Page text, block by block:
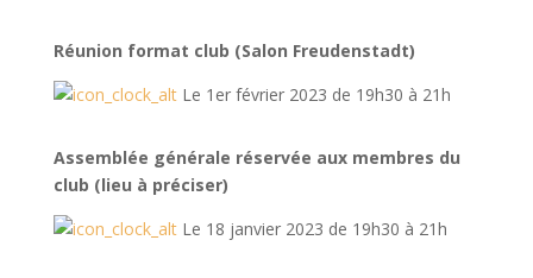
Réunion format club (Salon Freudenstadt)
Le 1er février 2023 de 19h30 à 21h
Assemblée générale réservée aux membres du
club (lieu à préciser)
Le 18 janvier 2023 de 19h30 à 21h